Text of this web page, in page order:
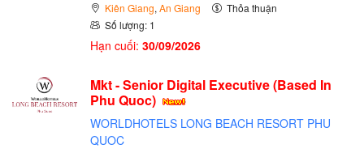
Kiên Giang, An Giang
Thỏa thuận
Số lượng: 1
Hạn cuối: 30/09/2026
Mkt - Senior Digital Executive (Based In
Phu Quoc)
WORLDHOTELS LONG BEACH RESORT PHU
QUOC